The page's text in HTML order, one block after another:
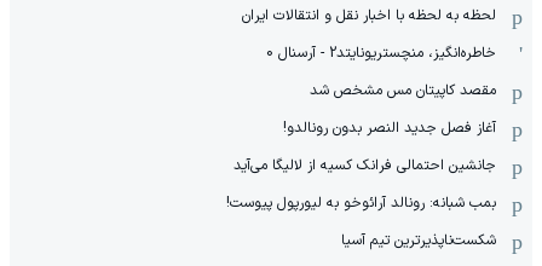
لحظه به لحظه با اخبار نقل و انتقالات ایران
خاطره‌انگیز، منچستریونایتد2 - آرسنال 0
مقصد کاپیتان مس مشخص شد
آغاز فصل جدید النصر بدون رونالدو!
جانشین احتمالی فرانک کسیه از لالیگا می‌آید
بمب شبانه: رونالد آرائوخو به لیورپول پیوست!
شکست‌ناپذیرترین تیم آسیا